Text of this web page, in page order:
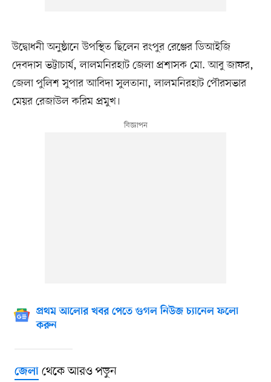
উদ্বোধনী অনুষ্ঠানে উপস্থিত ছিলেন রংপুর রেঞ্জের ডিআইজি
দেবদাস ভট্টাচার্য, লালমনিরহাট জেলা প্রশাসক মো. আবু জাফর,
জেলা পুলিশ সুপার আবিদা সুলতানা, লালমনিরহাট পৌরসভার
মেয়র রেজাউল করিম প্রমুখ।
প্রথম আলোর খবর পেতে গুগল নিউজ চ্যানেল ফলো
করুন
জেলাথেকে আরও পড়ুন